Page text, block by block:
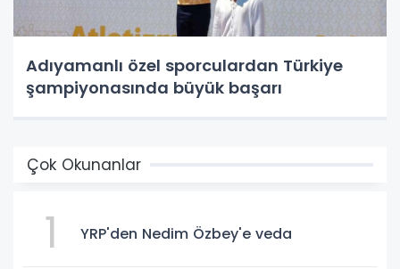
Adıyamanlı özel sporculardan Türkiye
şampiyonasında büyük başarı
Çok Okunanlar
1 YRP'den Nedim Özbey'e veda